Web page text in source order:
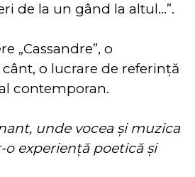
de la un gând la altul…”.
„Cassandre”, o
o lucrare de referință
contemporan.
unde vocea și muzica
experiență poetică și